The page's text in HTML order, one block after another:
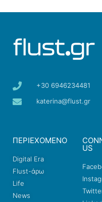
+30 6946234481
katerina@flust.gr
ΠΕΡΙΕΧΟΜΕΝΟ
Digital Era
Flust-άρω
Life
News
US